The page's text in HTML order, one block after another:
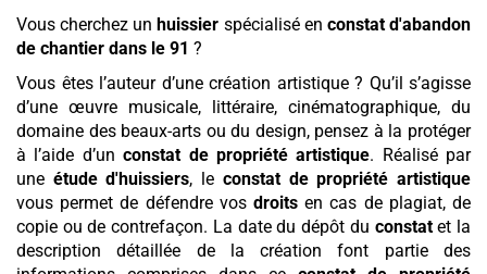
Vous cherchez un huissier spécialisé en constat d'abandon
de chantier dans le 91 ?
Vous êtes l’auteur d’une création artistique ? Qu’il s’agisse
d’une œuvre musicale, littéraire, cinématographique, du
domaine des beaux-arts ou du design, pensez à la protéger
à l’aide d’unconstat de propriété artistique. Réalisé par
une étude d'huissiers, le constat de propriété artistique
vous permet de défendre vos droits en cas de plagiat, de
copie ou de contrefaçon. La date du dépôt du constatet la
description détaillée de la création font partie des